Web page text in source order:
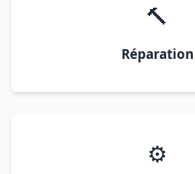
🔨
Réparation
⚙️